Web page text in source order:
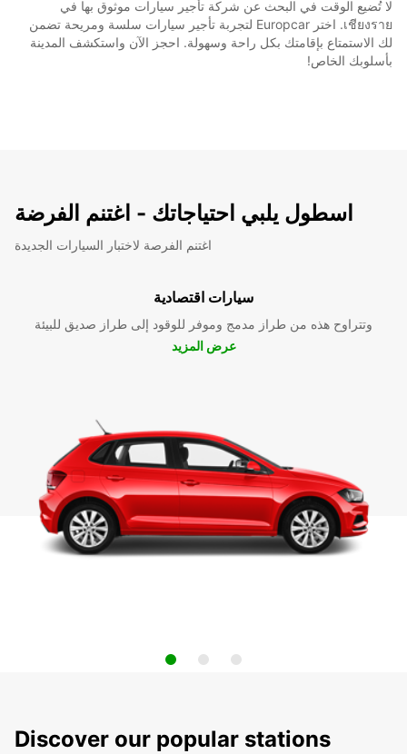
لا تُضيع الوقت في البحث عن شركة تأجير سيارات موثوق بها في
เชียงราย. اختر Europcar لتجربة تأجير سيارات سلسة ومريحة تضمن
لك الاستمتاع بإقامتك بكل راحة وسهولة. احجز الآن واستكشف المدينة
بأسلوبك الخاص!
اسطول يلبي احتياجاتك - اغتنم الفرضة
اغتنم الفرصة لاختبار السيارات الجديدة
سيارات اقتصادية
وتتراوح هذه من طراز مدمج وموفر للوقود إلى طراز صديق للبيئة
عرض المزيد
Discover our popular stations